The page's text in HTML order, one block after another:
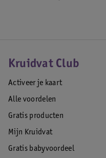
Kruidvat Club
Activeer je kaart
Alle voordelen
Gratis producten
Mijn Kruidvat
Gratis babyvoordeel